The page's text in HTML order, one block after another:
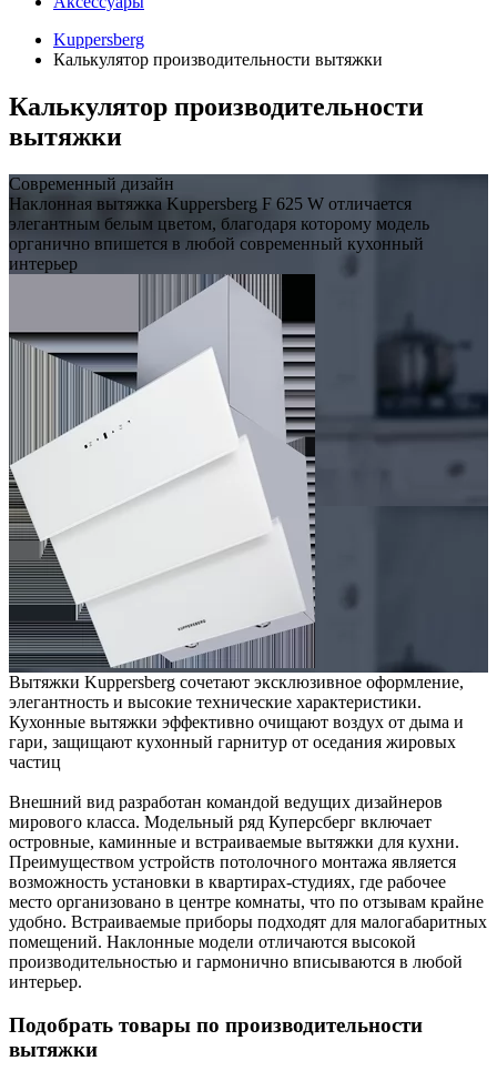
Kuppersberg
Калькулятор производительности вытяжки
Калькулятор производительности
вытяжки
Современный дизайн
Наклонная вытяжка Kuppersberg F 625 W отличается
элегантным белым цветом, благодаря которому модель
органично впишется в любой современный кухонный
интерьер
Вытяжки Kuppersberg сочетают эксклюзивное оформление,
элегантность и высокие технические характеристики.
Кухонные вытяжки эффективно очищают воздух от дыма и
гари, защищают кухонный гарнитур от оседания жировых
частиц
Внешний вид разработан командой ведущих дизайнеров
мирового класса. Модельный ряд Куперсберг включает
островные, каминные и встраиваемые вытяжки для кухни.
Преимуществом устройств потолочного монтажа является
возможность установки в квартирах-студиях, где рабочее
место организовано в центре комнаты, что по отзывам крайне
удобно. Встраиваемые приборы подходят для малогабаритных
помещений. Наклонные модели отличаются высокой
производительностью и гармонично вписываются в любой
интерьер.
Подобрать товары по производительности
вытяжки